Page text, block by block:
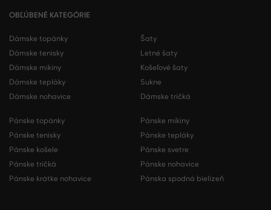
OBĽÚBENÉ KATEGÓRIE
Dámske topánky
Dámske tenisky
Dámske mikiny
Dámske tepláky
Dámske nohavice
Šaty
Letné šaty
Košeľové šaty
Sukne
Dámske tričká
Pánske topánky
Pánske tenisky
Pánske košele
Pánske tričká
Pánske krátke nohavice
Pánske mikiny
Pánske tepláky
Pánske svetre
Pánske nohavice
Pánska spodná bielizeň